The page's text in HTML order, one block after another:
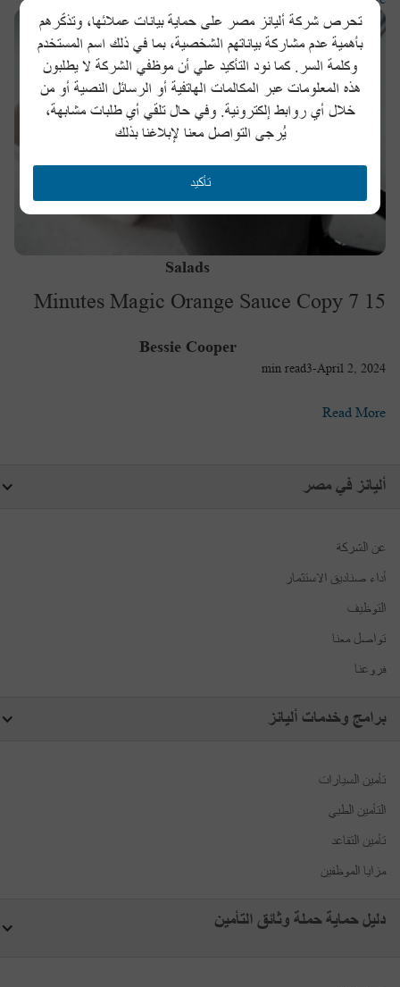
Salads
15 Minutes Magic Orange Sauce Copy 7
Bessie Cooper
April 2, 2024
-
3
min read
Read More
أليانز في مصر
عن الشركة
أداء صناديق الاستثمار
التوظيف
تواصل معنا
فروعنا
برامج وخدمات أليانز
تأمين السيارات
التأمين الطبي
تأمين التقاعد
مزايا الموظفين
دليل حماية حملة وثائق التأمين
تحرص شركة أليانز مصر على حماية بيانات عملائها، وتذكّرهم
بأهمية عدم مشاركة بياناتهم الشخصية، بما في ذلك اسم المستخدم
وكلمة السر. كما نود التأكيد علي أن موظفي الشركة لا يطلبون
هذه المعلومات عبر المكالمات الهاتفية أو الرسائل النصية أو من
خلال أي روابط إلكترونية. وفي حال تلقي أي طلبات مشابهة،
يُرجى التواصل معنا لإبلاغنا بذلك
تأكيد